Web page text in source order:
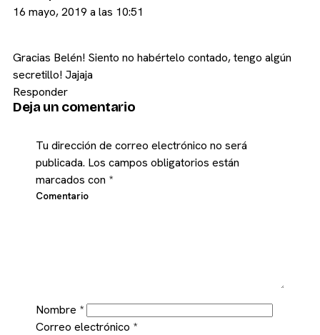
16 mayo, 2019 a las 10:51
Gracias Belén! Siento no habértelo contado, tengo algún
secretillo! Jajaja
Responder
Deja un comentario
Tu dirección de correo electrónico no será
publicada. Los campos obligatorios están
marcados con *
Comentario
Nombre *
Correo electrónico *